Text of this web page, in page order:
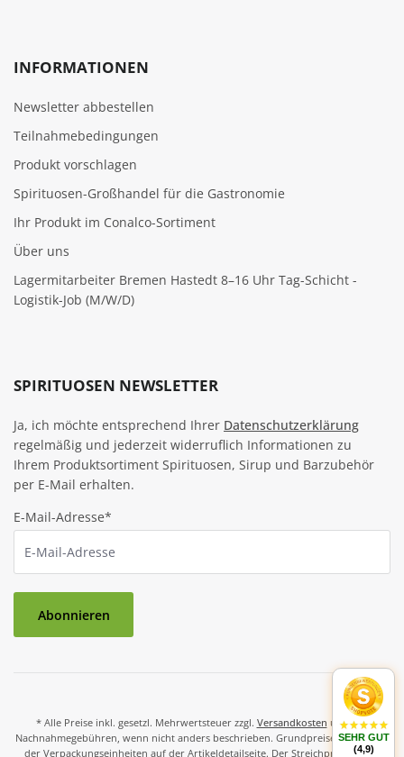
INFORMATIONEN
Newsletter abbestellen
Teilnahmebedingungen
Produkt vorschlagen
Spirituosen-Großhandel für die Gastronomie
Ihr Produkt im Conalco-Sortiment
Über uns
Lagermitarbeiter Bremen Hastedt 8–16 Uhr Tag-Schicht -
Logistik-Job (M/W/D)
SPIRITUOSEN NEWSLETTER
Ja, ich möchte entsprechend Ihrer Datenschutzerklärung
regelmäßig und jederzeit widerruflich Informationen zu
Ihrem Produktsortiment Spirituosen, Sirup und Barzubehör
per E-Mail erhalten.
E-Mail-Adresse*
Abonnieren
* Alle Preise inkl. gesetzl. Mehrwertsteuer zzgl. Versandkosten und ggf.
Nachnahmegebühren, wenn nicht anders beschrieben. Grundpreise und Preise
der Verpackungseinheiten auf der Artikeldetailseite. Der Streichpreis ist der
SEHR GUT
(4,9)